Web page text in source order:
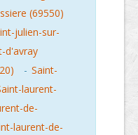
(69550)
julien-sur-
d'avray
- Saint-
laurent-
de-
laurent-de-